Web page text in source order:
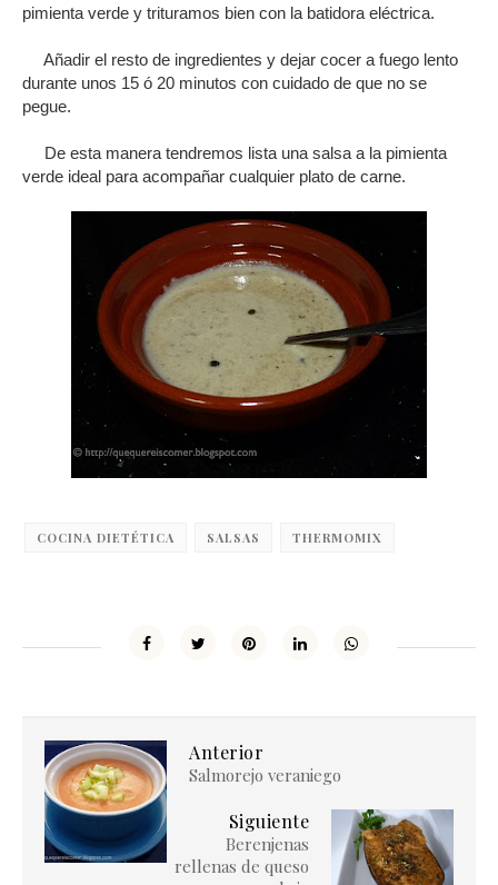
pimienta verde y trituramos bien con la batidora eléctrica.
Añadir el resto de ingredientes y dejar cocer a fuego lento
durante unos 15 ó 20 minutos con cuidado de que no se
pegue.
De esta manera tendremos lista una salsa a la pimienta
verde ideal para acompañar cualquier plato de carne.
COCINA DIETÉTICA SALSAS THERMOMIX
Anterior
Salmorejo veraniego
Siguiente
Berenjenas
rellenas de queso